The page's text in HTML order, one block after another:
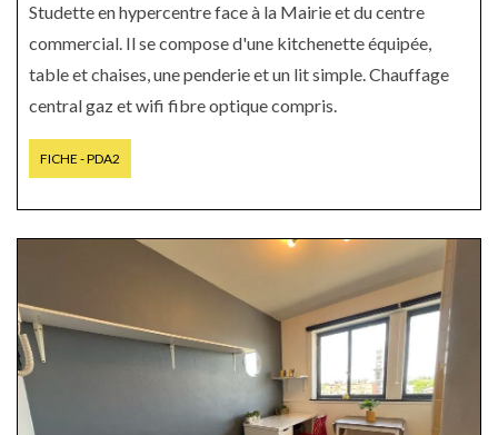
Studette en hypercentre face à la Mairie et du centre
commercial. Il se compose d'une kitchenette équipée,
table et chaises, une penderie et un lit simple. Chauffage
central gaz et wifi fibre optique compris.
FICHE - PDA2